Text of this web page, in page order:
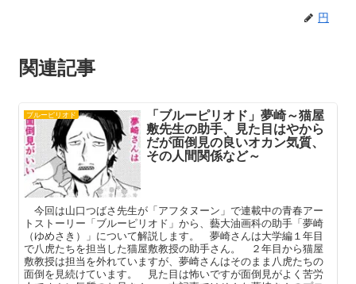
円
関連記事
ブルーピリオド 「ブルーピリオド」夢崎～猫屋
敷先生の助手、見た目はやから
だが面倒見の良いオカン気質、
その人間関係など～
今回は山口つばさ先生が「アフタヌーン」で連載中の青春アー
トストーリー「ブルーピリオド」から、藝大油画科の助手「夢崎
（ゆめさき）」について解説します。 夢崎さんは大学編１年目
で八虎たちを担当した猫屋敷教授の助手さん。 ２年目から猫屋
敷教授は担当を外れていますが、夢崎さんはそのまま八虎たちの
面倒を見続けています。 見た目は怖いですが面倒見がよく苦労